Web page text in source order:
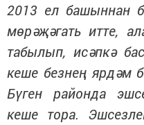
2013 ел башыннан
мөрәҗәгать итте,
табылып, исәпкә
кеше безнең ярдәм
Бүген районда
кеше тора.